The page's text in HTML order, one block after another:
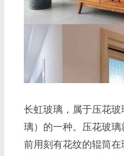
长虹玻璃，属于压花玻
璃）的一种。压花玻
前用刻有花纹的辊筒